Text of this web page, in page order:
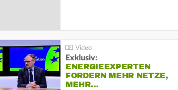
Exklusiv:
ENERGIEEXPERTEN
FORDERN MEHR NETZE,
MEHR…